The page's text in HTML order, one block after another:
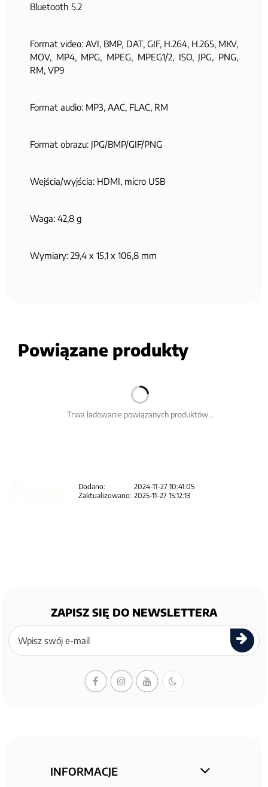
Bluetooth 5.2
Format video: AVI, BMP, DAT, GIF, H.264, H.265, MKV,
MOV, MP4, MPG, MPEG, MPEG1/2, ISO, JPG, PNG,
RM, VP9
Format audio: MP3, AAC, FLAC, RM
Format obrazu: JPG/BMP/GIF/PNG
Wejścia/wyjścia: HDMI, micro USB
Waga: 42,8 g
Wymiary: 29,4 x 15,1 x 106,8 mm
Powiązane produkty
Trwa ładowanie powiązanych produktów...
Dodano:
2024-11-27 10:41:05
Zaktualizowano: 2025-11-27 15:12:13
ZAPISZ SIĘ DO NEWSLETTERA
Zapisz
się
newslettera
INFORMACJE